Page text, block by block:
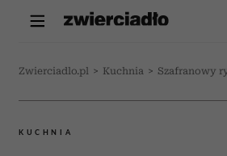
Zwierciadlo.pl > Kuchnia > Szafranowy
KUCHNIA